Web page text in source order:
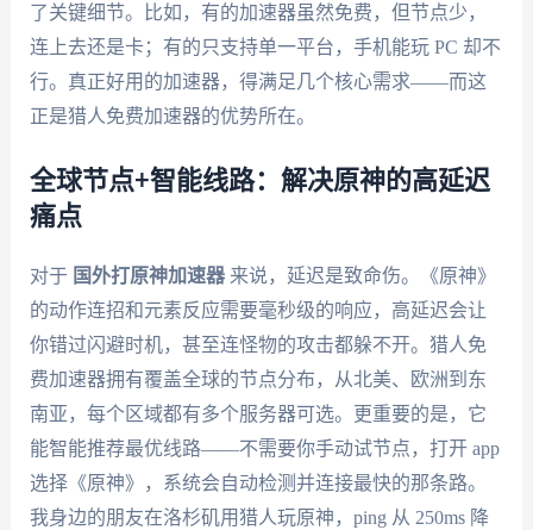
了关键细节。比如，有的加速器虽然免费，但节点少，
连上去还是卡；有的只支持单一平台，手机能玩 PC 却不
行。真正好用的加速器，得满足几个核心需求——而这
正是猎人免费加速器的优势所在。
全球节点+智能线路：解决原神的高延迟
痛点
对于 国外打原神加速器来说，延迟是致命伤。《原神》
的动作连招和元素反应需要毫秒级的响应，高延迟会让
你错过闪避时机，甚至连怪物的攻击都躲不开。猎人免
费加速器拥有覆盖全球的节点分布，从北美、欧洲到东
南亚，每个区域都有多个服务器可选。更重要的是，它
能智能推荐最优线路——不需要你手动试节点，打开 app
选择《原神》，系统会自动检测并连接最快的那条路。
我身边的朋友在洛杉矶用猎人玩原神，ping 从 250ms 降